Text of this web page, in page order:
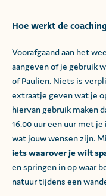
Hoe werkt de
Voorafgaand aan het
aangeven of je gebruik
of Paulien. Niets is
extraatje geven wat je
hiervan gebruik maken
16.00 uur een uur met
wat jouw wensen zijn.
iets waarover je wilt
en springen in op waar
natuur tijdens een